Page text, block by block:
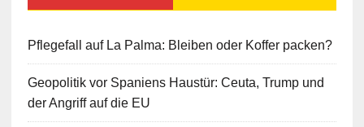
Pflegefall auf La Palma: Bleiben oder Koffer packen?
Geopolitik vor Spaniens Haustür: Ceuta, Trump und
der Angriff auf die EU